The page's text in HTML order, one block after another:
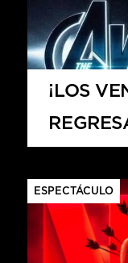
¡LOS
SECRET
ESPECTÁCULO